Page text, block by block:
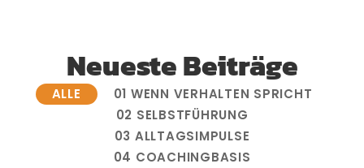
Neueste Beiträge
01 WENN VERHALTEN SPRICHT
02 SELBSTFÜHRUNG
03 ALLTAGSIMPULSE
04 COACHINGBASIS
ALLE